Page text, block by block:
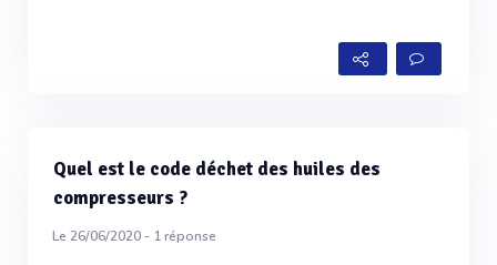
Quel est le code déchet des huiles des
compresseurs ?
Le 26/06/2020 - 1réponse